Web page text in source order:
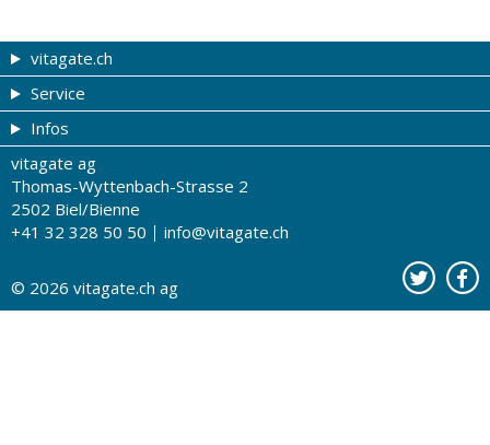
vitagate.ch
Gesund & schön
Themen von A-Z
Therapien von A-Z
Gesundheit zum Hören
Gesundheitstests
Service
Gutscheine
Drogistenstern
Drogeriesuche
Partner-Drogerien
Kontakt
Infos
Impressum
Über uns
Nutzungsbestimmungen
Werbung auf vitagate.ch
vitagate ag
Thomas-Wyttenbach-Strasse 2
2502 Biel/Bienne
+41 32 328 50 50
info@vitagate.ch
© 2026 vitagate.ch ag